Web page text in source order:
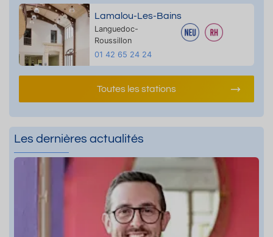
Lamalou-Les-Bains
Languedoc-
Roussillon
01 42 65 24 24
Toutes les stations
Les dernières actualités